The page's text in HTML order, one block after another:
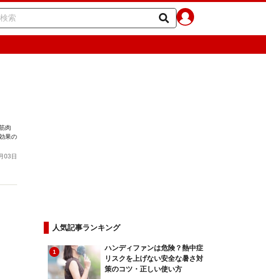
肉
果の
03日
人気記事ランキング
1
ハンディファンは危険？熱中症
リスクを上げない安全な暑さ対
策のコツ・正しい使い方